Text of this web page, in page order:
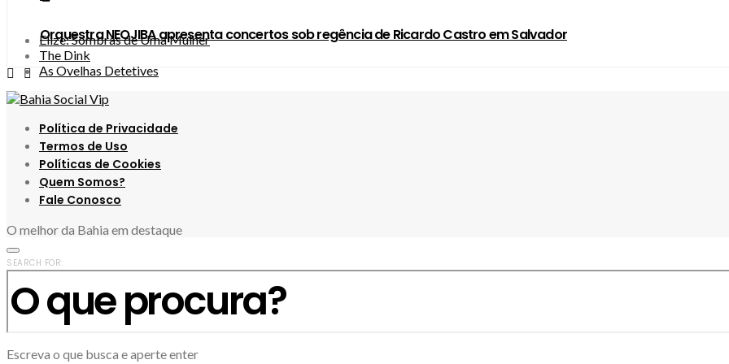
Orquestra NEOJIBA apresenta concertos sob regência de Ricardo Castro em Salvador
Elize: Sombras de Uma Mulher
The Dink
As Ovelhas Detetives
Política de Privacidade
Termos de Uso
Políticas de Cookies
Quem Somos?
Fale Conosco
O melhor da Bahia em destaque
SEARCH FOR:
Escreva o que busca e aperte enter